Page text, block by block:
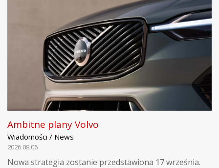
Ambitne plany Volvo
Wiadomości / News
2026.08.06
Nowa strategia zostanie przedstawiona 17 września.